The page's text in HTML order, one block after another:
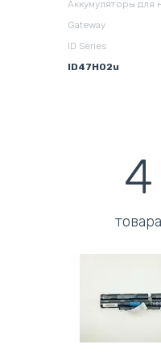
Аккумуляторы для
Gateway
ID Series
ID47H02u
4
товара